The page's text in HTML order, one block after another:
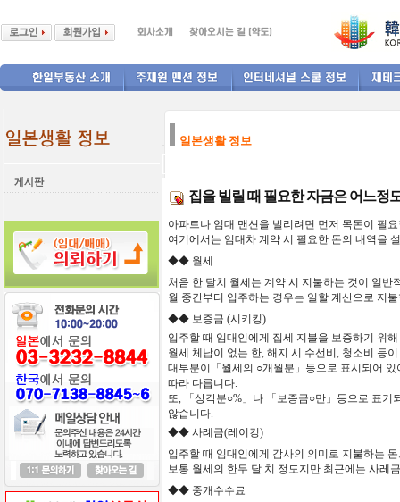
일본생활 정보
집을 빌릴 때 필요한 자금은 어느정
아파트나 임대 맨션을 빌리려면 먼저 목돈이
필
여기에서는 임대차 계약 시 필요한 돈의 내역을
◆◆ 월세
처음 한 달치 월세는 계약 시 지불하는 것이
일반
월 중간부터 입주하는 경우는 일할 계산으로 지
◆◆ 보증금 (시키킹)
입주할 때 임대인에게 집세 지불을 보증하기 위해
월세 체납이 없는 한, 해지 시 수선비, 청소비 등
대부분이「월세의 ○개월분」등으로 표시되어
따라 다릅니다.
또, 「상각분○%」나 「보증금○만」등으로 표기
않습니다.
◆◆ 사례금(레이킹)
입주할 때 임대인에게 감사의 의미로 지불하는
보통 월세의 한두 달 치 정도지만 최근에는 사레
◆◆ 중개수수료